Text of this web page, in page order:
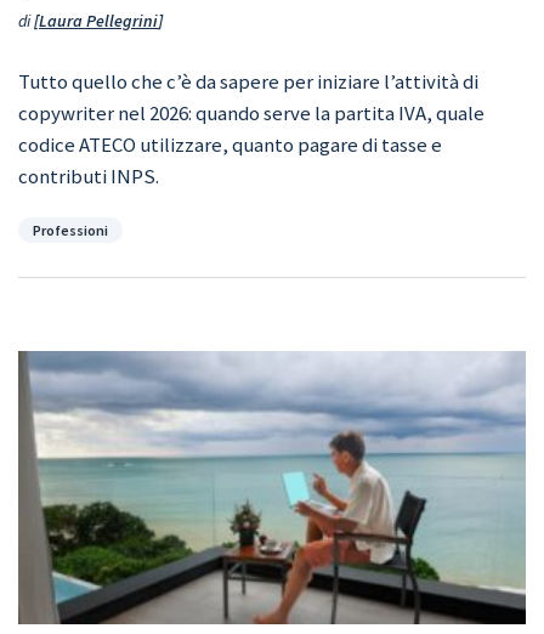
di Laura Pellegrini
Tutto quello che c’è da sapere per iniziare l’attività di
copywriter nel 2026: quando serve la partita IVA, quale
codice ATECO utilizzare, quanto pagare di tasse e
contributi INPS.
Categorie
Professioni